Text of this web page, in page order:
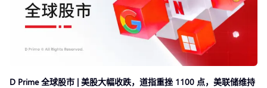
D Prime 全球股市 | 美股大幅收跌，道指重挫 1100 点，美联储维持